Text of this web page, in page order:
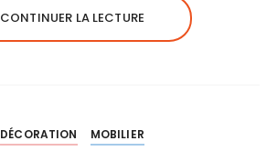
CONTINUER LA LECTURE
DÉCORATION MOBILIER